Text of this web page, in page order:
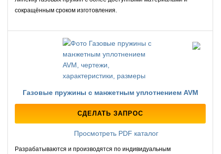
сокращённым сроком изготовления.
Газовые пружины с манжетным уплотнением AVM
СДЕЛАТЬ ЗАПРОС
Просмотреть PDF каталог
Разрабатываются и производятся по индивидуальным